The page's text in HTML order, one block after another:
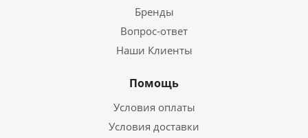
Бренды
Вопрос-ответ
Наши Клиенты
Помощь
Условия оплаты
Условия доставки